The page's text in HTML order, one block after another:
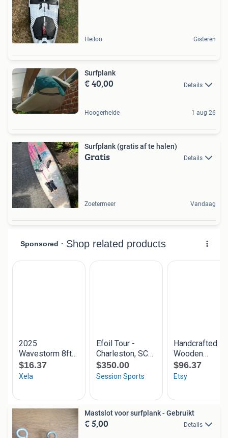
Heiloo Gisteren
Surfplank
€ 40,00 Details
Hoogerheide 1 aug 26
Surfplank (gratis af te halen)
Gratis Details
Zoetermeer Vandaag
Mastslot voor surfplank - Gebruikt
€ 5,00 Details